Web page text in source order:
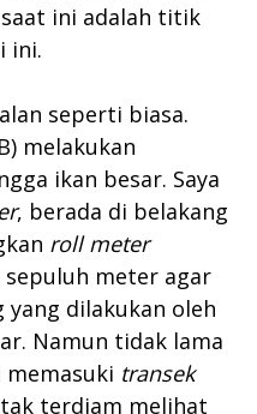
saat ini adalah titik
ini.
seperti biasa.
melakukan
ikan besar. Saya
, berada di belakang
roll meter
sepuluh meter agar
dilakukan oleh
Namun tidak lama
transek
terdiam melihat